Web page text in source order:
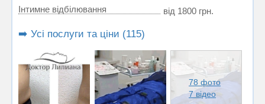
Інтимне відбілювання від 1800 грн.
➡️ Усі послуги та ціни (115)
78 фото
7 відео